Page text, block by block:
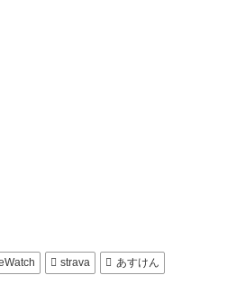
strava あすけん